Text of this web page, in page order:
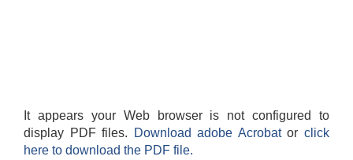
It appears your Web browser is not configured to
display PDF files.
Download adobe Acrobatorclick
here to download the PDF file.